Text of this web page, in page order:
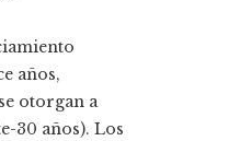
años,
otorgan a
30 años). Los